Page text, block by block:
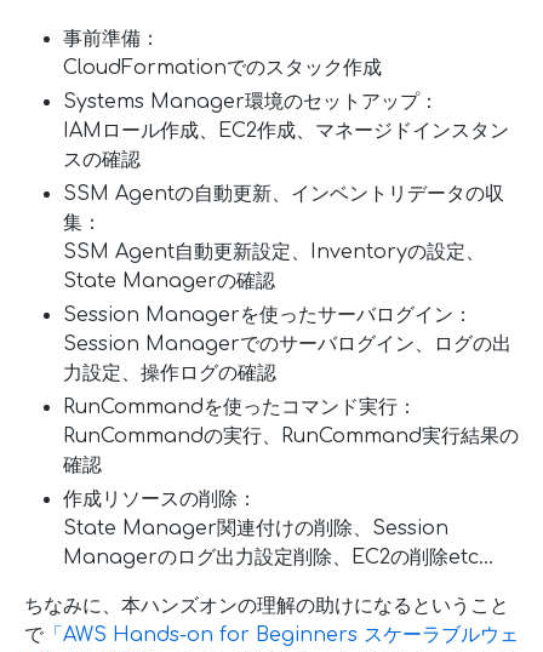
事前準備：
CloudFormationでのスタック作成
Systems Manager環境のセットアップ：
IAMロール作成、EC2作成、マネージドインスタン
スの確認
SSM Agentの自動更新、インベントリデータの収
集：
SSM Agent自動更新設定、Inventoryの設定、
State Managerの確認
Session Managerを使ったサーバログイン：
Session Managerでのサーバログイン、ログの出
力設定、操作ログの確認
RunCommandを使ったコマンド実行：
RunCommandの実行、RunCommand実行結果の
確認
作成リソースの削除：
State Manager関連付けの削除、Session
Managerのログ出力設定削除、EC2の削除etc…
ちなみに、本ハンズオンの理解の助けになるということ
で 「AWS Hands-on for Beginners スケーラブルウェ